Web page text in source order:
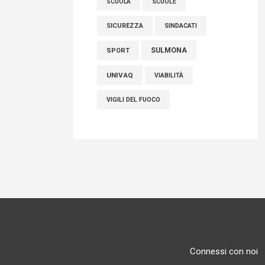
SCUOLA
SICUREZZA SINDACATI
SPORT SULMONA
UNIVAQ VIABILITÀ
VIGILI DEL FUOCO
Connessi con noi